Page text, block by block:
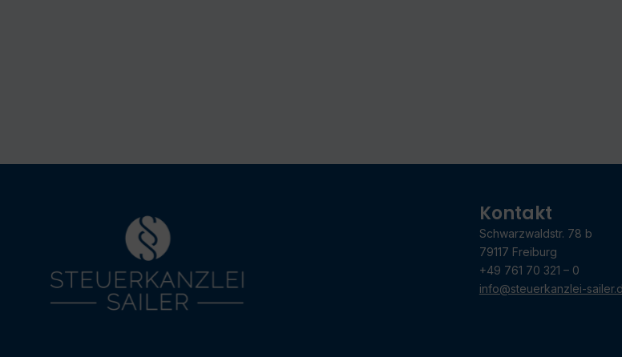
Kontakt
Schwarzwaldstr. 78 b
79117 Freiburg
+49 761 70 321 – 0
info@steuerkanzlei-